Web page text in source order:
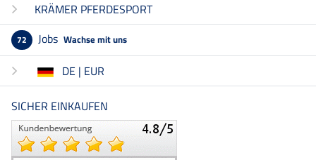
KRÄMER PFERDESPORT
72 Jobs Wachse mit uns
DE | EUR
SICHER EINKAUFEN